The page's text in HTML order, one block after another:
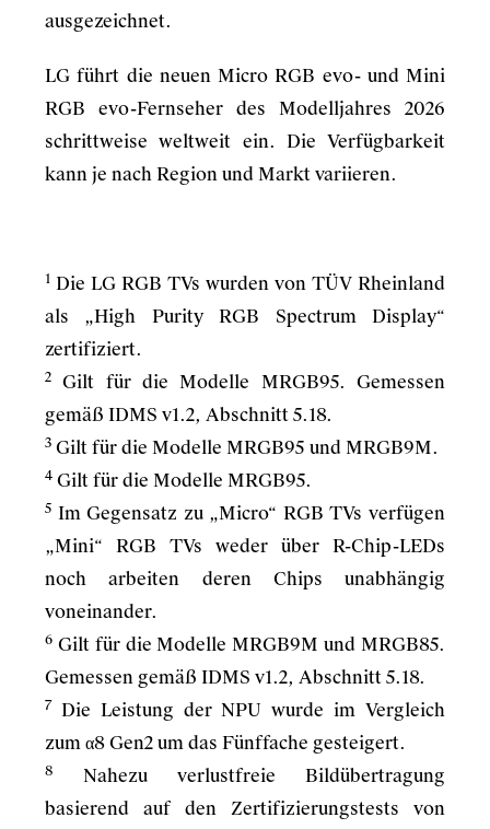
ausgezeichnet.
LG führt die neuen Micro RGB evo- und Mini
RGB evo-Fernseher des Modelljahres 2026
schrittweise weltweit ein. Die Verfügbarkeit
kann je nach Region und Markt variieren.
1 Die LG RGB TVs wurden von TÜV Rheinland
als „High Purity RGB Spectrum Display“
zertifiziert.
2
Gilt für die Modelle MRGB95. Gemessen
gemäß IDMS v1.2, Abschnitt 5.18.
3 Gilt für die Modelle MRGB95 und MRGB9M.
4 Gilt für die Modelle MRGB95.
5 Im Gegensatz zu „Micro“ RGB TVs verfügen
„Mini“ RGB TVs weder über R-Chip-LEDs
noch arbeiten deren Chips unabhängig
voneinander.
6 Gilt für die Modelle MRGB9M und MRGB85.
Gemessen gemäß IDMS v1.2, Abschnitt 5.18.
7 Die Leistung der NPU wurde im Vergleich
zum α8 Gen2 um das Fünffache gesteigert.
8
Nahezu verlustfreie Bildübertragung
basierend auf den Zertifizierungstests von